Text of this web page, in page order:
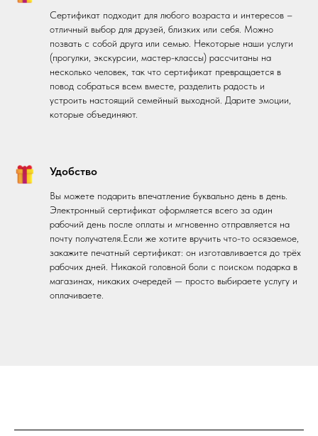
Сертификат подходит для любого возраста и интересов –
отличный выбор для друзей, близких или себя. Можно
позвать с собой друга или семью. Некоторые наши услуги
(прогулки, экскурсии, мастер-классы) рассчитаны на
несколько человек, так что сертификат превращается в
повод собраться всем вместе, разделить радость и
устроить настоящий семейный выходной. Дарите эмоции,
которые объединяют.
Удобство
Вы можете подарить впечатление буквально день в день.
Электронный сертификат оформляется всего за один
рабочий день после оплаты и мгновенно отправляется на
почту получателя.Если же хотите вручить что-то осязаемое,
закажите печатный сертификат: он изготавливается до трёх
рабочих дней. Никакой головной боли с поиском подарка в
магазинах, никаких очередей — просто выбираете услугу и
оплачиваете.